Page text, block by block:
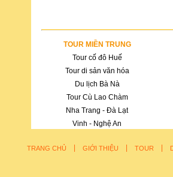
TOUR MIỀN TRUNG
Tour cố đô Huế
Tour di sản văn hóa
Du lịch Bà Nà
Tour Cù Lao Chàm
Nha Trang - Đà Lạt
Vinh - Nghệ An
TRANG CHỦ GIỚI THIỆU TOUR